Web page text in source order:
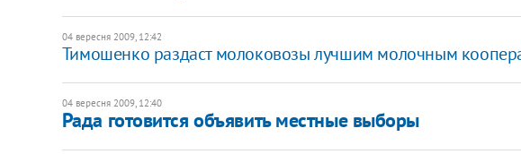
04 вересня 2009, 12:42
Тимошенко раздаст молоковозы лучшим молочным
04 вересня 2009, 12:40
Рада готовится объявить местные выборы